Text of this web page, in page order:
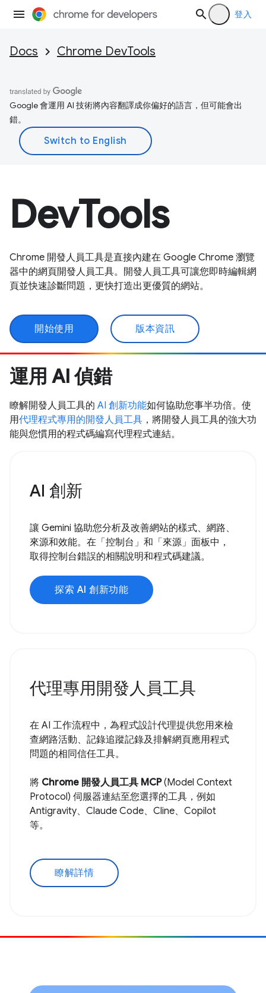
登入
Docs Chrome DevTools
Google 會運用 AI 技術將內容翻譯成你偏好的語言，但可能會出
錯。
DevTools
Chrome 開發人員工具是直接內建在 Google Chrome 瀏覽
器中的網頁開發人員工具。開發人員工具可讓您即時編輯網
頁並快速診斷問題，更快打造出更優質的網站。
開始使用 版本資訊
運用 AI 偵錯
瞭解開發人員工具的 AI 創新功能如何協助您事半功倍。使
用代理程式專用的開發人員工具 ，將開發人員工具的強大功
能與您慣用的程式碼編寫代理程式連結。
AI 創新
讓 Gemini 協助您分析及改善網站的樣式、網路、
來源和效能。在「控制台」和「來源」面板中，
取得控制台錯誤的相關說明和程式碼建議。
探索 AI 創新功能
代理專用開發人員工具
在 AI 工作流程中，為程式設計代理提供您用來檢
查網路活動、記錄追蹤記錄及排解網頁應用程式
問題的相同信任工具。
將 Chrome 開發人員工具 MCP(Model Context
Protocol) 伺服器連結至您選擇的工具，例如
Antigravity、Claude Code、Cline、Copilot
等。
瞭解詳情